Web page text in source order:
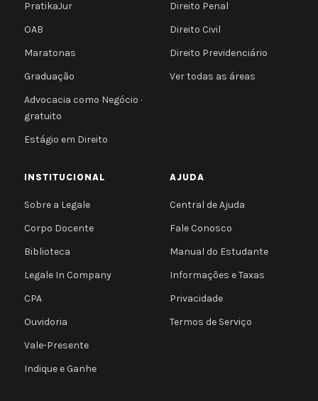
PratikaJur
OAB
Maratonas
Graduação
Advocacia como Negócio ·
gratuito
Estágio em Direito
Direito Penal
Direito Civil
Direito Previdenciário
Ver todas as áreas
INSTITUCIONAL
Sobre a Legale
Corpo Docente
Biblioteca
Legale In Company
CPA
Ouvidoria
Vale-Presente
Indique e Ganhe
AJUDA
Central de Ajuda
Fale Conosco
Manual do Estudante
Informações e Taxas
Privacidade
Termos de Serviço